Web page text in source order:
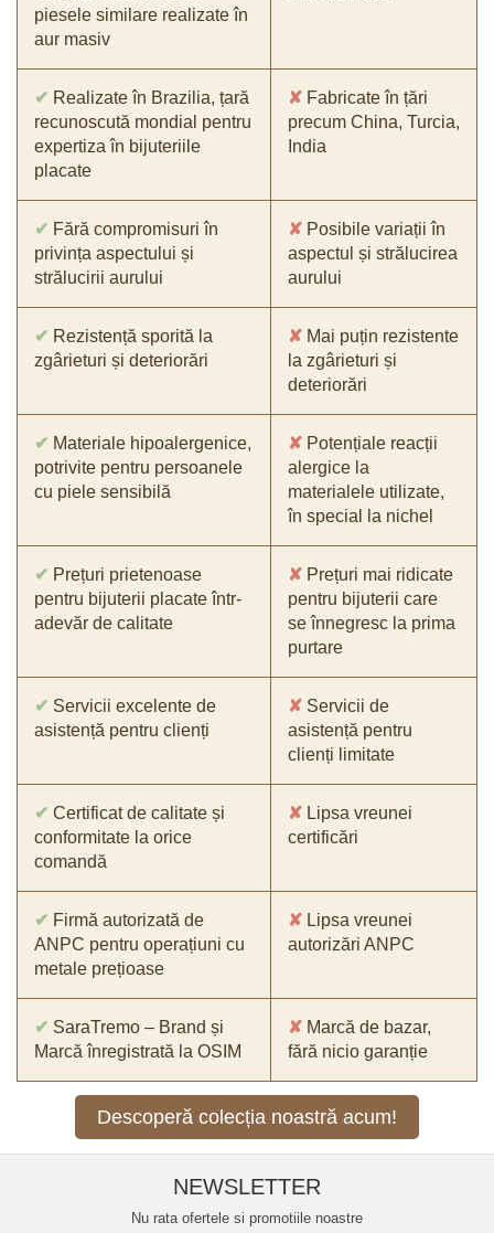
piesele similare realizate în
aur masiv
✔ Realizate în Brazilia, țară
recunoscută mondial pentru
expertiza în bijuteriile
placate
✘ Fabricate în țări
precum China, Turcia,
India
✔ Fără compromisuri în
privința aspectului și
strălucirii aurului
✘ Posibile variații în
aspectul și strălucirea
aurului
✔ Rezistență sporită la
zgârieturi și deteriorări
✘ Mai puțin rezistente
la zgârieturi și
deteriorări
✔ Materiale hipoalergenice,
potrivite pentru persoanele
cu piele sensibilă
✘ Potențiale reacții
alergice la
materialele utilizate,
în special la nichel
✔ Prețuri prietenoase
pentru bijuterii placate într-
adevăr de calitate
✘ Prețuri mai ridicate
pentru bijuterii care
se înnegresc la prima
purtare
✔ Servicii excelente de
asistență pentru clienți
✘ Servicii de
asistență pentru
clienți limitate
✔ Certificat de calitate și
conformitate la orice
comandă
✘ Lipsa vreunei
certificări
✔ Firmă autorizată de
ANPC pentru operațiuni cu
metale prețioase
✘ Lipsa vreunei
autorizări ANPC
✔ SaraTremo – Brand și
Marcă înregistrată la OSIM
✘ Marcă de bazar,
fără nicio garanție
Descoperă colecția noastră acum!
NEWSLETTER
Nu rata ofertele si promotiile noastre